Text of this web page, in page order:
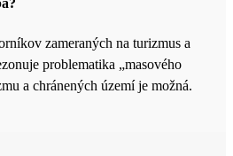
zameraných na turizmus a
problematika „masového
a chránených území je možná.